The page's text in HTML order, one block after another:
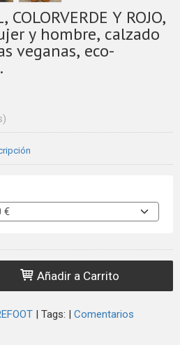
COLORVERDE Y ROJO,
y hombre, calzado
veganas, eco-
Añadir a Carrito
| Tags: | Comentarios